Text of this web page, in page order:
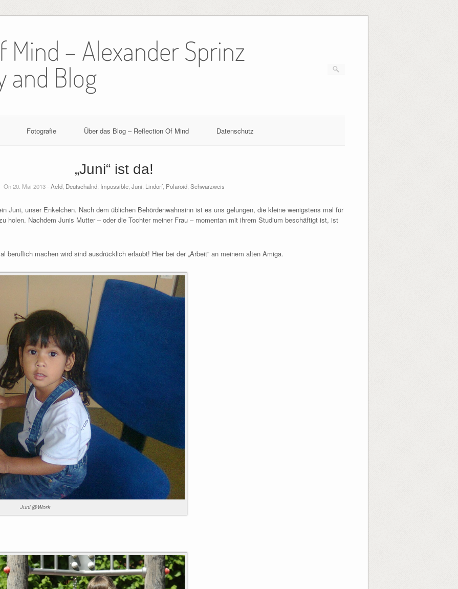
Mind – Alexander Sprinz
and Blog
Fotografie Über das Blog – Reflection Of Mind Datenschutz
„Juni“ ist da!
On 20. Mai 2013 - Aeld Deutschalnd Impossible Juni Lindorf Polaroid Schwarzweis
Juni, unser Enkelchen. Nach dem üblichen Behördenwahnsinn ist es uns gelungen, die kleine wenigstens mal für
holen. Nachdem Junis Mutter – oder die Tochter meiner Frau – momentan mit ihrem Studium beschäftigt ist, ist
beruflich machen wird sind ausdrücklich erlaubt! Hier bei der „Arbeit“ an meinem alten Amiga.
Juni @Work